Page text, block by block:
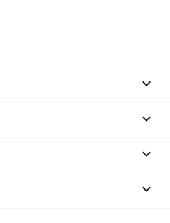



keyboard_arrow_down